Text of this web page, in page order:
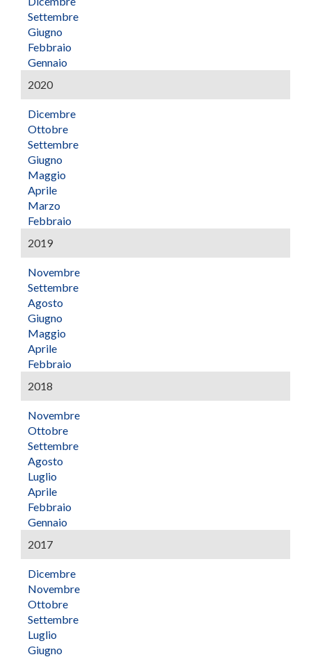
Settembre
Giugno
Febbraio
Gennaio
2020
Dicembre
Ottobre
Settembre
Giugno
Maggio
Aprile
Marzo
Febbraio
2019
Novembre
Settembre
Agosto
Giugno
Maggio
Aprile
Febbraio
2018
Novembre
Ottobre
Settembre
Agosto
Luglio
Aprile
Febbraio
Gennaio
2017
Dicembre
Novembre
Ottobre
Settembre
Luglio
Giugno